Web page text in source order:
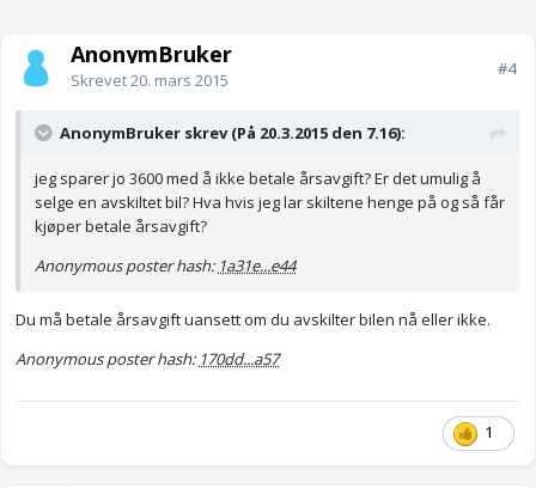
AnonymBruker
Skrevet20. mars 2015
#4
AnonymBruker skrev (På 20.3.2015 den 7.16):
jeg sparer jo 3600 med å ikke betale årsavgift? Er det umulig å
selge en avskiltet bil? Hva hvis jeg lar skiltene henge på og så får
kjøper betale årsavgift?
Anonymous poster hash: 1a31e...e44
Du må betale årsavgift uansett om du avskilter bilen nå eller ikke.
Anonymous poster hash: 170dd...a57
1